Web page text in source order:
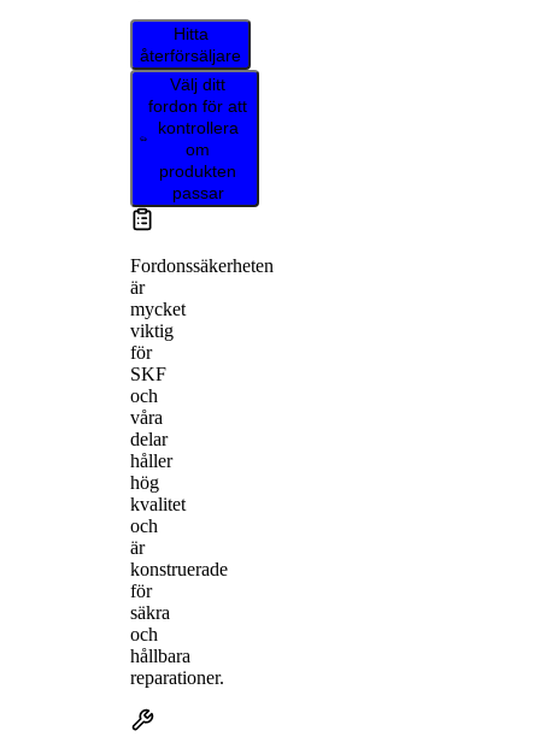
Hitta
återförsäljare
Välj ditt
fordon för att
kontrollera
om
produkten
passar
Fordonssäkerheten
är
mycket
viktig
för
SKF
och
våra
delar
håller
hög
kvalitet
och
är
konstruerade
för
säkra
och
hållbara
reparationer.